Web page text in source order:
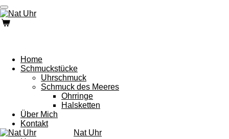
Zum
Hauptinhalt
springen
Home
Schmuckstücke
Uhrschmuck
Schmuck des Meeres
Ohrringe
Halsketten
Über Mich
Kontakt
Nat Uhr